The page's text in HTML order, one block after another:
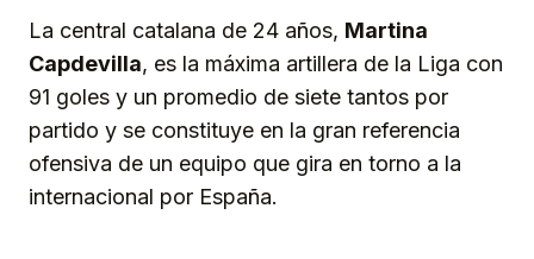
La central catalana de 24 años, Martina
Capdevilla, es la máxima artillera de la Liga con
91 goles y un promedio de siete tantos por
partido y se constituye en la gran referencia
ofensiva de un equipo que gira en torno a la
internacional por España.